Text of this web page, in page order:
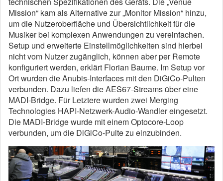
Mission“ kam als Alternative zur „Monitor Mission“ hinzu,
um die Nutzeroberfläche und Übersichtlichkeit für die
Musiker bei komplexen Anwendungen zu vereinfachen.
Setup und erweiterte Einstellmöglichkeiten sind hierbei
nicht vom Nutzer zugänglich, können aber per Remote
konfiguriert werden, erklärt Florian Baume. Im Setup vor
Ort wurden die Anubis-Interfaces mit den DiGiCo-Pulten
verbunden. Dazu liefen die AES67-Streams über eine
MADI-Bridge. Für Letztere wurden zwei Merging
Technologies HAPI-Netzwerk-Audio-Wandler eingesetzt.
Die MADI-Bridge wurde mit einem Optocore-Loop
verbunden, um die DiGiCo-Pulte zu einzubinden.